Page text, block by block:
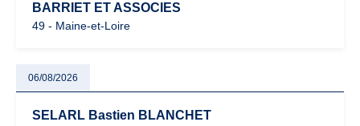
BARRIET ET ASSOCIES
49 - Maine-et-Loire
06/08/2026
SELARL Bastien BLANCHET